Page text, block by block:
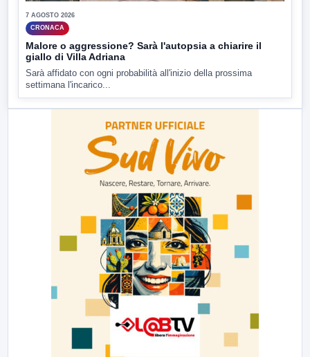
7 AGOSTO 2026
CRONACA
Malore o aggressione? Sarà l'autopsia a chiarire il
giallo di Villa Adriana
Sarà affidato con ogni probabilità all'inizio della prossima
settimana l'incarico...